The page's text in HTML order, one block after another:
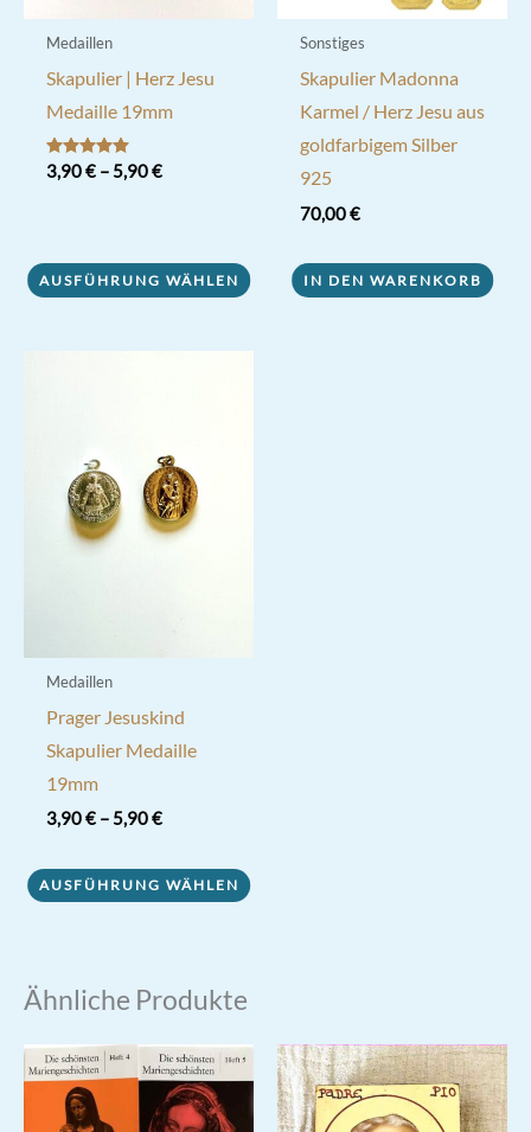
Medaillen
Skapulier | Herz Jesu
Medaille 19mm
Bewertet mit
5.00
3,90€– 5,90€
AUSFÜHRUNG WÄHLEN
weist
können
auf
der
Sonstiges
Skapulier Madonna
Karmel / Herz Jesu aus
goldfarbigem Silber
925
70,00€
IN DEN WARENKORB
Medaillen
Prager Jesuskind
Skapulier Medaille
19mm
3,90€– 5,90€
AUSFÜHRUNG WÄHLEN
Produkt
Varianten
Die
Optionen
können
Ähnliche Produkte